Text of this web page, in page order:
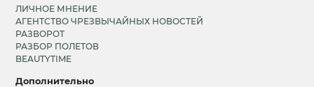
ЛИЧНОЕ МНЕНИЕ
АГЕНТСТВО ЧРЕЗВЫЧАЙНЫХ НОВОСТЕЙ
РАЗВОРОТ
РАЗБОР ПОЛЕТОВ
BEAUTYTIME
Дополнительно